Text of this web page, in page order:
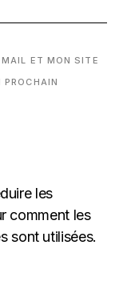
ET MON SITE
PROCHAIN
les
comment les
sont utilisées.